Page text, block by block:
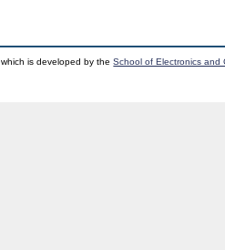
which is developed by theSchool of Electronics and